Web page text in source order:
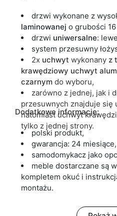
drzwi wykonane z
laminowanej o grubości
drzwi uniwersalne:
system przesuwny
2x uchwyt wykonany z
krawędziowy uchwyt
czarnym do wyboru,
zarówno z jednej, jak i
przesuwnych znajduje się
natomiast uchwyt
tylko z jednej strony.
Dodatkowe informacje:
polski produkt,
gwarancja: 24 miesiące,
samodomykacz jako
meble dostarczane są
kompletem okuć i
montażu.